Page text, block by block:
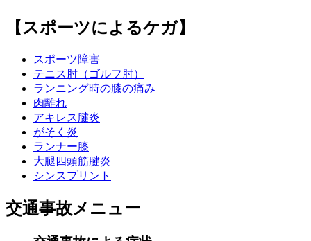
【スポーツによるケガ】
スポーツ障害
テニス肘（ゴルフ肘）
ランニング時の膝の痛み
肉離れ
アキレス腱炎
がそく炎
ランナー膝
大腿四頭筋腱炎
シンスプリント
交通事故メニュー